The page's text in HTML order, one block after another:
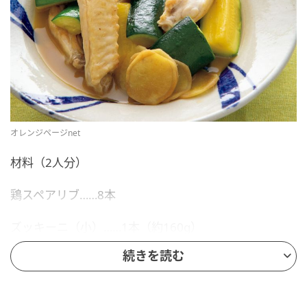
オレンジページnet
材料（2人分）
鶏スペアリブ……8本
しょうが……1かけ 続きを読む